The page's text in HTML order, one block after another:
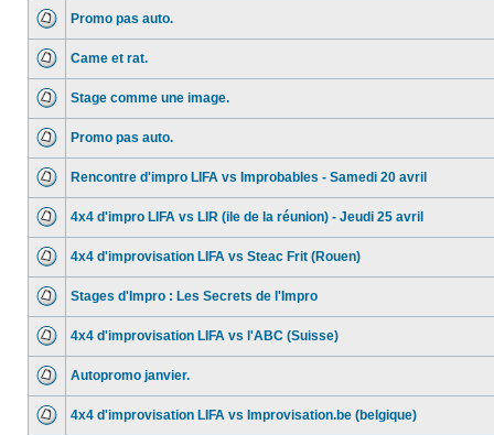
Promo pas auto.
Came et rat.
Stage comme une image.
Promo pas auto.
Rencontre d'impro LIFA vs Improbables - Samedi 20 avril
4x4 d'impro LIFA vs LIR (ile de la réunion) - Jeudi 25 avril
4x4 d'improvisation LIFA vs Steac Frit (Rouen)
Stages d'Impro : Les Secrets de l'Impro
4x4 d'improvisation LIFA vs l'ABC (Suisse)
Autopromo janvier.
4x4 d'improvisation LIFA vs Improvisation.be (belgique)